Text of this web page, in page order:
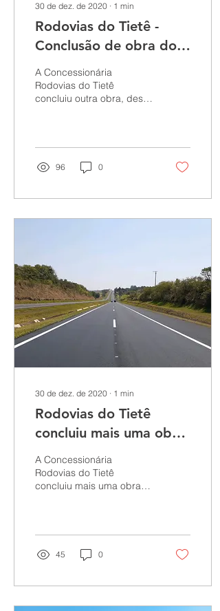
30 de dez. de 2020 ∙ 1 min
Rodovias do Tietê -
Conclusão de obra do
Dispositivo do Km
005+00, SP-101
A Concessionária
Rodovias do Tietê
concluiu outra obra, dessa
96 0
30 de dez. de 2020 ∙ 1 min
Rodovias do Tietê
concluiu mais uma obra
de recapeamento na SP
300, entre o km
248+750 ao km
A Concessionária
Rodovias do Tietê
concluiu mais uma obra
19,35 km de...
45 0